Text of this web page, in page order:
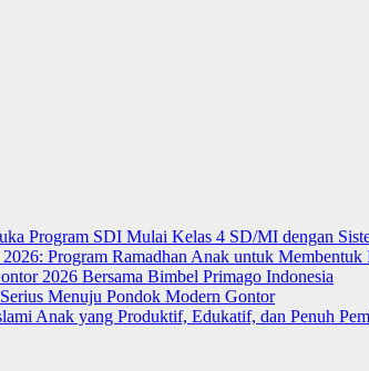
Program SDI Mulai Kelas 4 SD/MI dengan
Program Ramadhan Anak untuk
2026 Bersama Bimbel Primago Indonesia
Menuju Pondok Modern Gontor
Anak yang Produktif, Edukatif, dan Penuh